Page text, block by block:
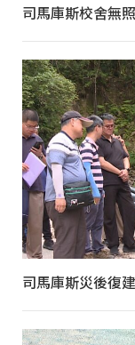
司馬庫斯校舍無
司馬庫斯災後復